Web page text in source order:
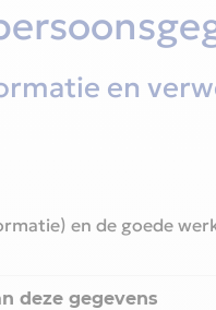
en
en de goede
deze gegevens